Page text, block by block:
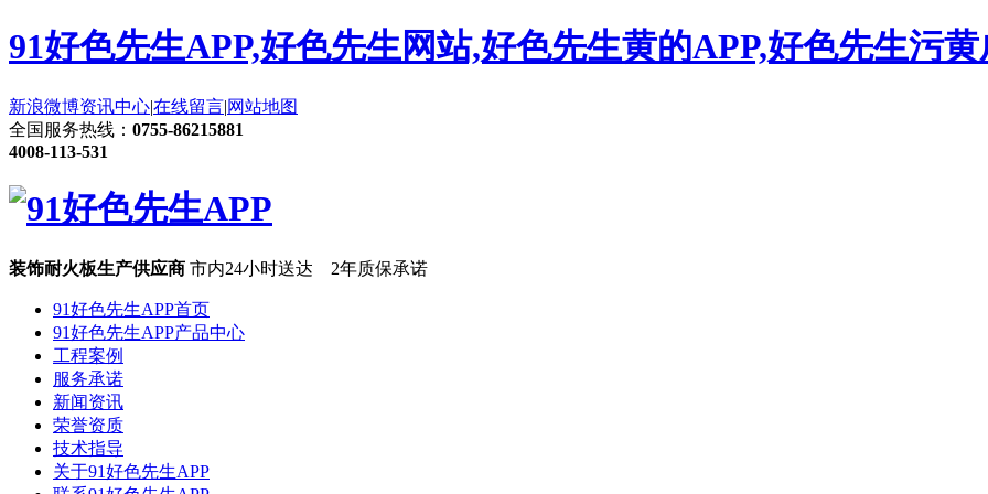
91好色先生APP,好色先生网站,好色先生黄的APP,好色先生污
新浪微博资讯中心|在线留言|网站地图
全国服务热线： 0755-86215881
4008-113-531
装饰耐火板生产供应商 市内24小时送达 2年质保承诺
91好色先生APP首页
91好色先生APP产品中心
工程案例
服务承诺
新闻资讯
荣誉资质
技术指导
关于91好色先生APP